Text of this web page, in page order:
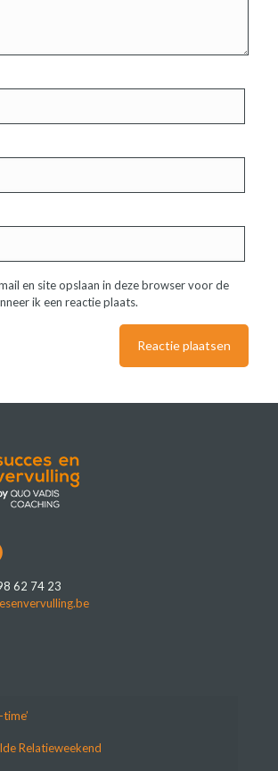
en site opslaan in deze browser voor de
ik een reactie plaats.
62 74 23
Relatieweekend